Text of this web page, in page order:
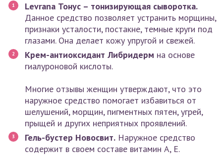
Levrana Тонус – тонизирующая сыворотка.
Данное средство позволяет устранить морщины,
признаки усталости, постакне, темные круги под
глазами. Она делает кожу упругой и свежей.
Крем-антиоксидант Либридерм на основе
гиалуроновой кислоты.
Многие отзывы женщин утверждают, что это
наружное средство помогает избавиться от
шелушений, морщин, пигментных пятен, угрей,
прыщей и других неприятных проявлений.
Гель-бустер Новосвит. Наружное средство
содержит в своем составе витамин А, Е.